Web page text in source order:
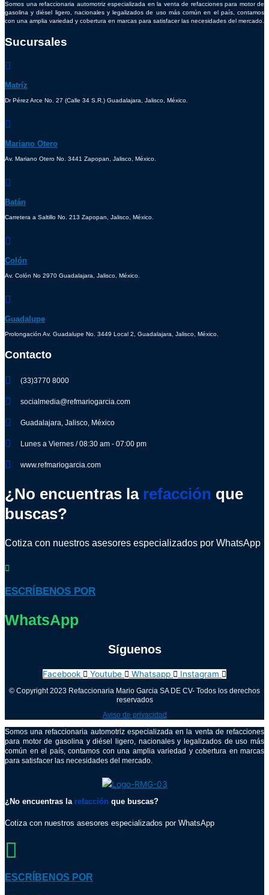
Somos una refaccionaria automotriz especializada en la venta de refacciones para motor de
gasolina y diésel ligero, nacionales y legalizados de uso más común en el país, contamos
con una amplia variedad y cobertura en marcas para satisfacer las necesidades del mercado.
Sucursales
Matríz
Dr Pérez Arce No. 27 (Calle 34 S.R.) Guadalajara, Jalisco, México.
Mariano Otero
Av. Mariano Otero No. 3441 Zapopan, Jalisco, México.
Batán
Carretera a Saltillo No. 213 Zapopan, Jalisco, México.
Colón
Av. Colón No 2970 Guadalajara, Jalisco, México.
Guadalupe
Prolongación Av. Guadalupe No. 3449 Local 2, Guadalajara, Jalisco, México.
Contacto
(33)3770 8000
socialmedia@refmariogarcia.com
Guadalajara, Jalisco, México
Lunes a Viernes / 08:30 am - 07:00 pm
www.refmariogarcia.com
¿No encuentras la refacción que
buscas?
Cotiza con nuestros asesores especializados por WhatsApp
ESCRÍBENOS POR
WhatsApp
Síguenos
Facebook Youtube Whatsapp Instagram
© Copyright 2023 Refaccionaria Mario Garcia SA DE CV- Todos los derechos
reservados
Aviso de privacidad
Somos una refaccionaria automotriz especializada en la venta de refacciones
para motor de gasolina y diésel ligero, nacionales y legalizados de uso más
común en el país, contamos con una amplia variedad y cobertura en marcas
para satisfacer las necesidades del mercado.
¿No encuentras la refacción que buscas?
Cotiza con nuestros asesores especializados por WhatsApp
ESCRÍBENOS POR